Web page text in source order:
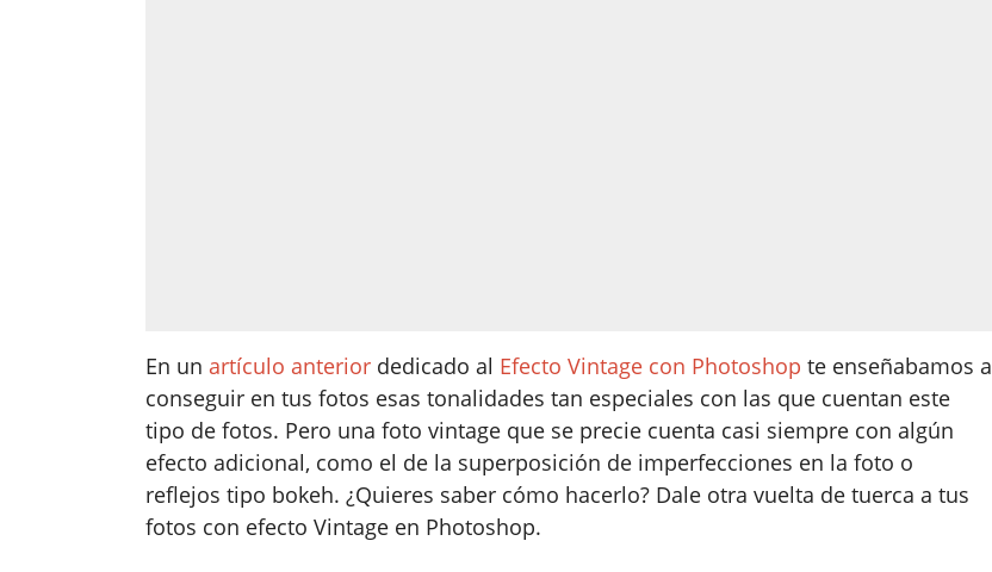
En un artículo anterior dedicado al Efecto Vintage con Photoshop te enseñabamos a
conseguir en tus fotos esas tonalidades tan especiales con las que cuentan este
tipo de fotos. Pero una foto vintage que se precie cuenta casi siempre con algún
efecto adicional, como el de la superposición de imperfecciones en la foto o
reflejos tipo bokeh. ¿Quieres saber cómo hacerlo? Dale otra vuelta de tuerca a tus
fotos con efecto Vintage en Photoshop.